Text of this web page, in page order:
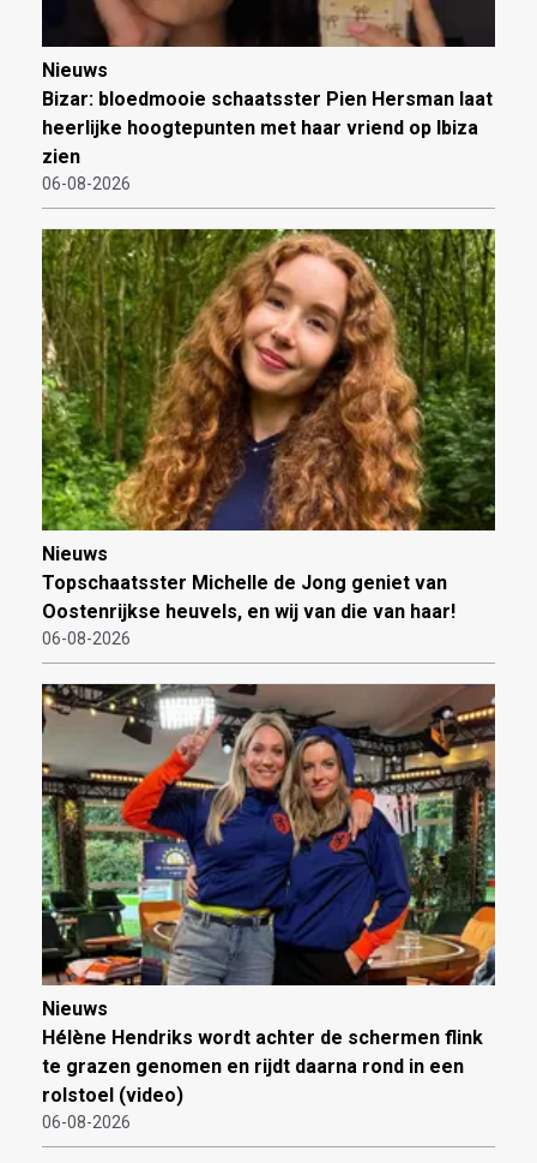
Nieuws
Bizar: bloedmooie schaatsster Pien Hersman laat
heerlijke hoogtepunten met haar vriend op Ibiza
zien
06-08-2026
Nieuws
Topschaatsster Michelle de Jong geniet van
Oostenrijkse heuvels, en wij van die van haar!
06-08-2026
Nieuws
Hélène Hendriks wordt achter de schermen flink
te grazen genomen en rijdt daarna rond in een
rolstoel (video)
06-08-2026